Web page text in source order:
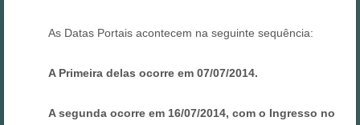
As Datas Portais acontecem na seguinte sequência:
A Primeira delas ocorre em 07/07/2014.
A segunda ocorre em 16/07/2014, com o Ingresso no